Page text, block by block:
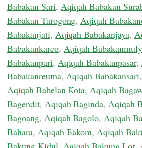
Babakan Sari, Aqiqah Babakan
Babakan Tarogong, Aqiqah
Babakanjati, Aqiqah Babakanjaya,
Babakankareo, Aqiqah
Babakanpari, Aqiqah Babakanpasar,
Babakanreuma, Aqiqah Babakansari,
Aqiqah Babelan Kota, Aqiqah
Bagendit, Aqiqah Baginda, Aqiqah
Bagoang, Aqiqah Bagolo, Aqiqah
Bahara, Aqiqah Bakom, Aqiqah